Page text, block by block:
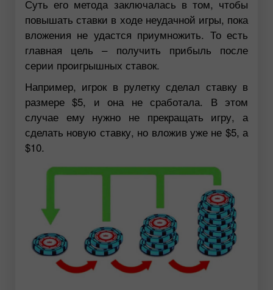
Суть его метода заключалась в том, чтобы
повышать ставки в ходе неудачной игры, пока
вложения не удастся приумножить. То есть
главная цель – получить прибыль после
серии проигрышных ставок.
Например, игрок в рулетку сделал ставку в
размере $5, и она не сработала. В этом
случае ему нужно не прекращать игру, а
сделать новую ставку, но вложив уже не $5, а
$10.